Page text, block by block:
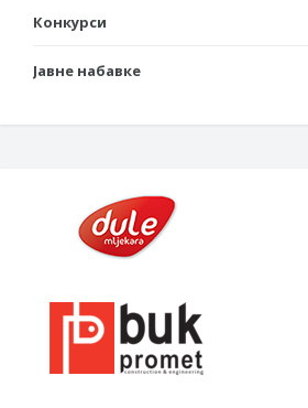
Конкурси
Јавне набавке